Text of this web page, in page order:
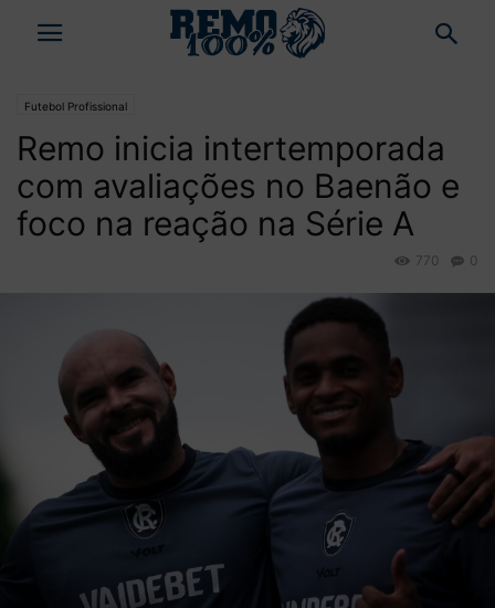
Futebol Profissional
Remo inicia intertemporada
com avaliações no Baenão e
foco na reação na Série A
0
770